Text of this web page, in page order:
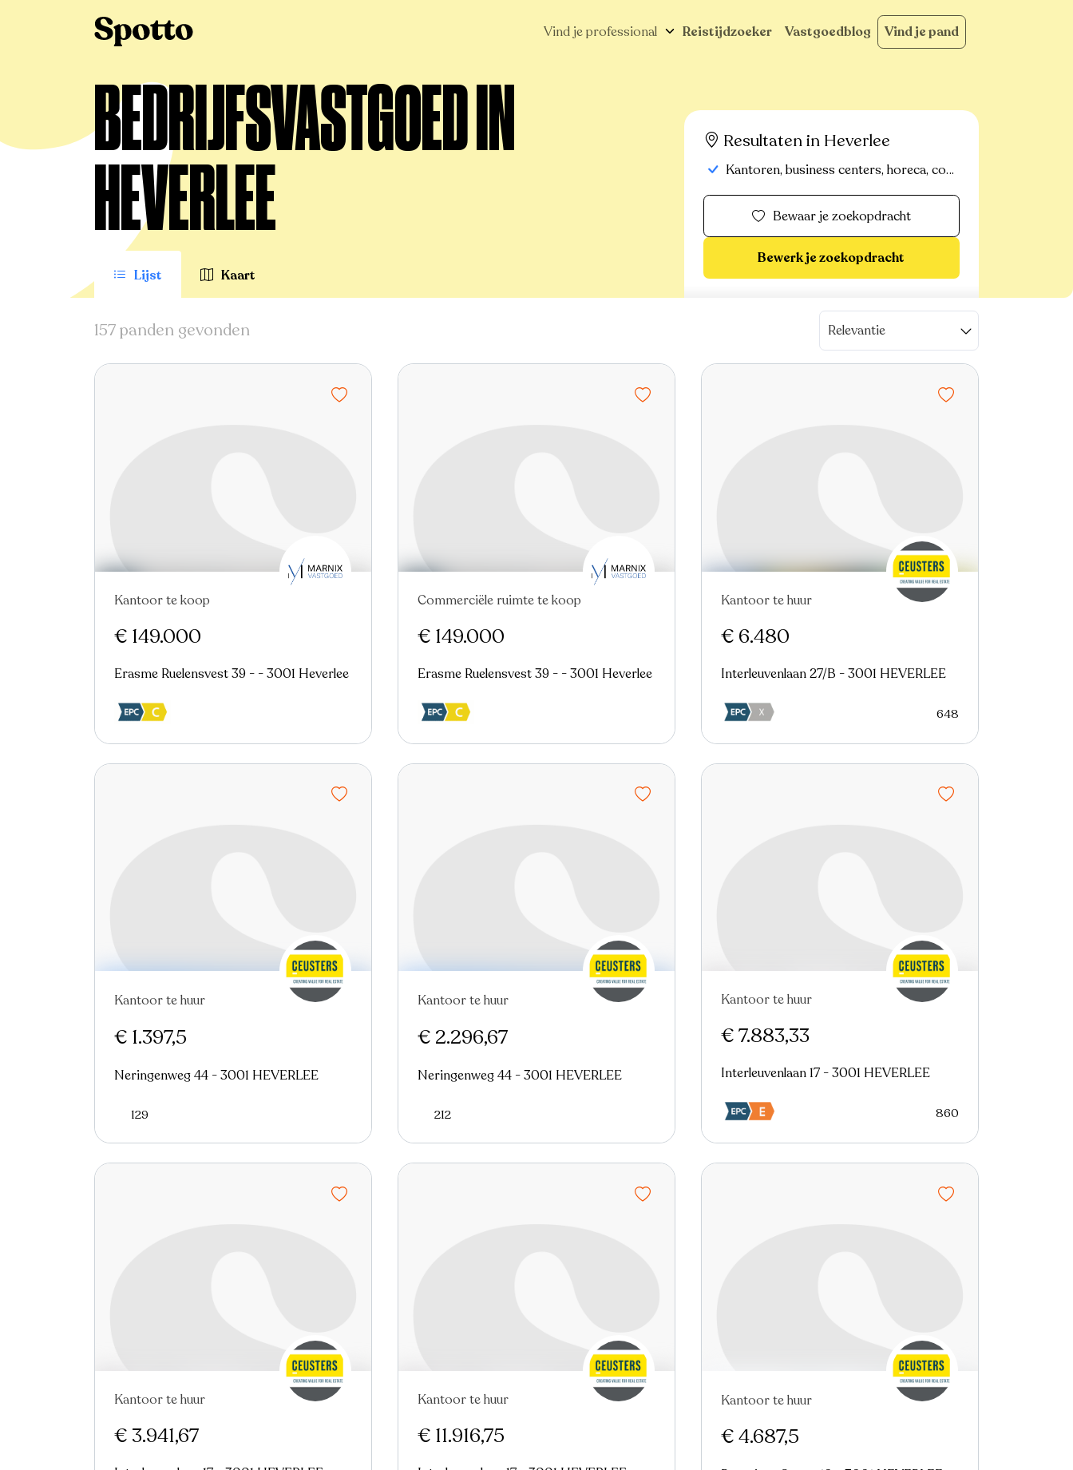
Vind je professional Reistijdzoeker Vastgoedblog Vind je pand
BEDRIJFSVASTGOED IN
HEVERLEE
Lijst Kaart
Resultaten in Heverlee
Kantoren, business centers, horeca, commerciële panden, handelspanden, bedrijfsvastgoed, industrieel-magazijn-logistiek, commerciele gronden
Bewaar je zoekopdracht
Bewerk je zoekopdracht
157 panden gevonden Relevantie
Virtual tour
Kantoor te koop
€ 149.000
Erasme Ruelensvest 39 - - 3001 Heverlee
Virtual tour
Commerciële ruimte te koop
€ 149.000
Erasme Ruelensvest 39 - - 3001 Heverlee
Kantoor te huur
€ 6.480
Interleuvenlaan 27/B - 3001 HEVERLEE
648
Kantoor te huur
€ 1.397,5
Neringenweg 44 - 3001 HEVERLEE
129
Kantoor te huur
€ 2.296,67
Neringenweg 44 - 3001 HEVERLEE
212
Kantoor te huur
€ 7.883,33
Interleuvenlaan 17 - 3001 HEVERLEE
860
Kantoor te huur
€ 3.941,67
Kantoor te huur
€ 11.916,75
Kantoor te huur
€ 4.687,5